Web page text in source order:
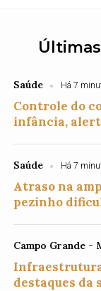
Saúde Há 7
Controle do
infância,
Saúde Há 7
Atraso na
pezinho
Campo Grande -
destaques da